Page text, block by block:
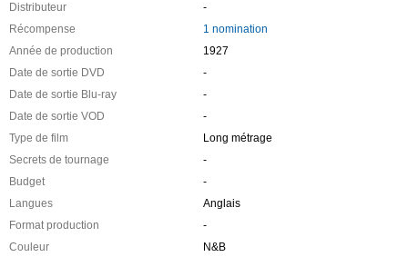
Distributeur
-
Récompense
1 nomination
Année de production
1927
Date de sortie DVD
-
Date de sortie Blu-ray
-
Date de sortie VOD
-
Type de film
Long métrage
Secrets de tournage
-
Budget
-
Langues
Anglais
Format production
-
Couleur
N&B